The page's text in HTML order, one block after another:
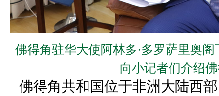
佛得角驻华大使阿林多·多罗萨里奥
向小记者们介绍
佛得角共和国位于非洲大陆西